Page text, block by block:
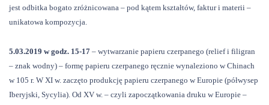
jest odbitka bogato zróżnicowana – pod kątem kształtów, faktur i materii –
unikatowa kompozycja.
5.03.2019 w godz. 15-17 – wytwarzanie papieru czerpanego (relief i filigran
– znak wodny) – formę papieru czerpanego ręcznie wynaleziono w Chinach
w 105 r. W XI w. zaczęto produkcję papieru czerpanego w Europie (półwysep
Iberyjski, Sycylia). Od XV w. – czyli zapoczątkowania druku w Europie –